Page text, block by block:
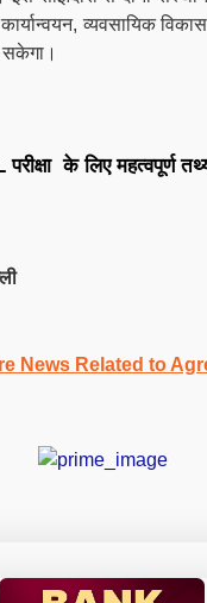
व्यवसायिक विकास
सकेगा।
के लिए महत्वपूर्ण
News Related to